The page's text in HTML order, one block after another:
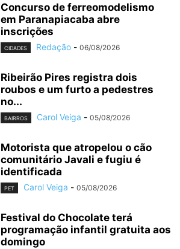
Concurso de ferreomodelismo
em Paranapiacaba abre
inscrições
CIDADES Redação - 06/08/2026
Ribeirão Pires registra dois
roubos e um furto a pedestres
no...
BAIRROS Carol Veiga - 05/08/2026
Motorista que atropelou o cão
comunitário Javali e fugiu é
identificada
PET Carol Veiga - 05/08/2026
Festival do Chocolate terá
programação infantil gratuita aos
domingo